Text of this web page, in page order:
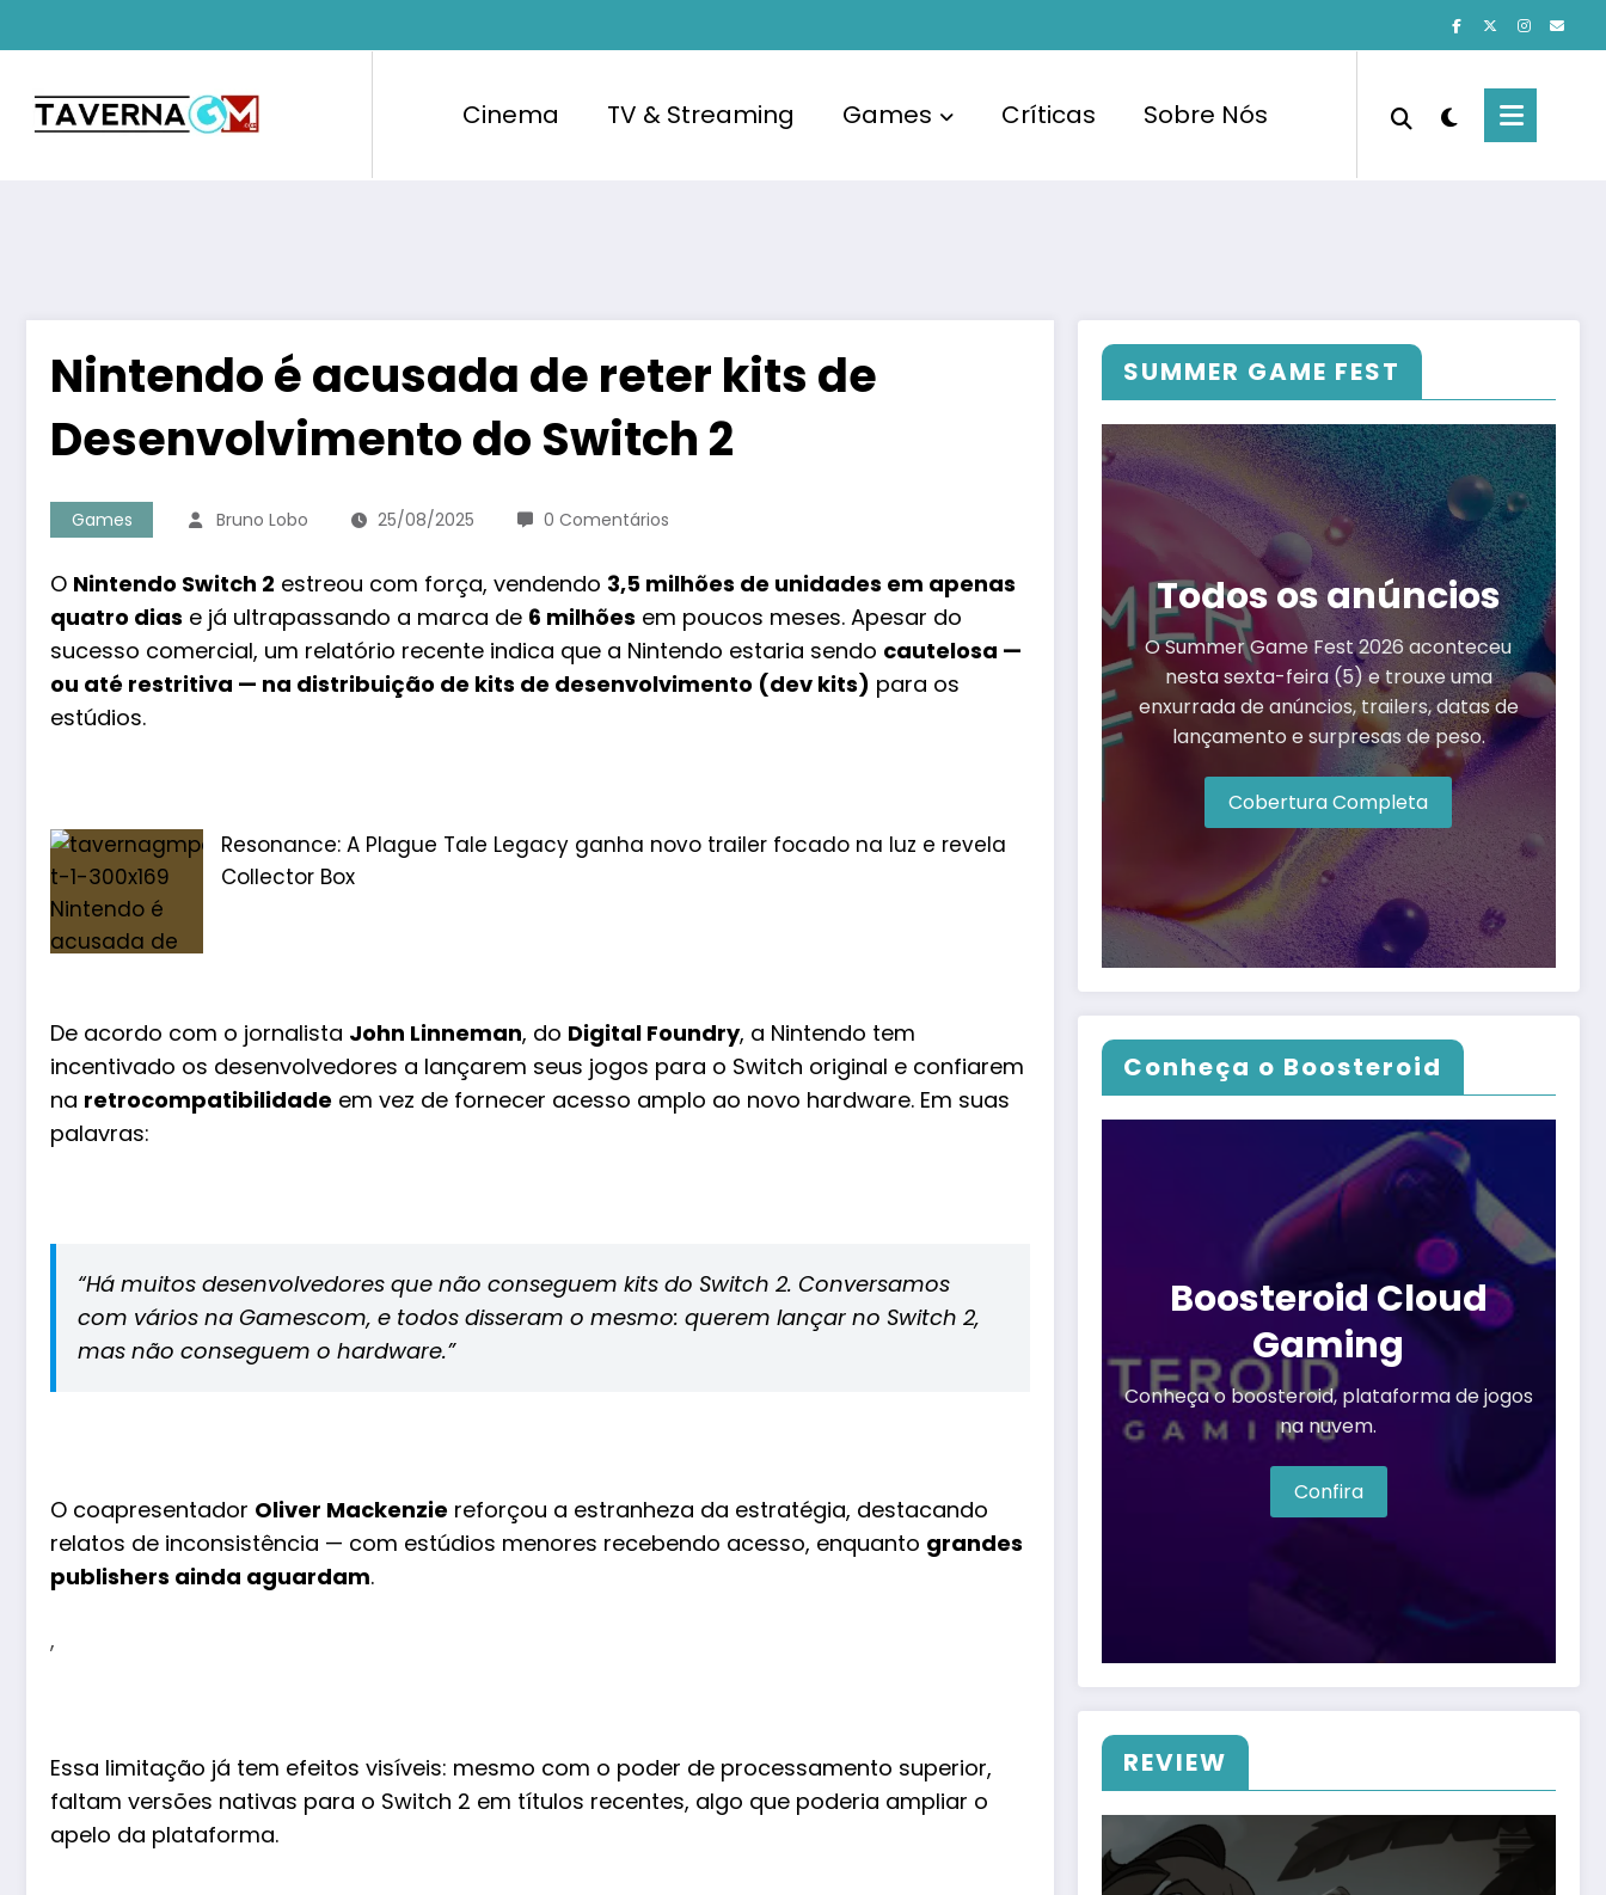
para
conteúdo
Cinema TV & Streaming Games Críticas Sobre Nós
Nintendo é acusada de reter kits de
Desenvolvimento do Switch 2
Games Bruno Lobo 25/08/2025 0 Comentários
O Nintendo Switch 2 estreou com força, vendendo 3,5 milhões de unidades em apenas
quatro dias e já ultrapassando a marca de 6 milhões em poucos meses. Apesar do
sucesso comercial, um relatório recente indica que a Nintendo estaria sendo cautelosa —
ou até restritiva — na distribuição de kits de desenvolvimento (dev kits) para os
estúdios.
Resonance: A Plague Tale Legacy ganha novo trailer focado na luz e revela
Collector Box
De acordo com o jornalista John Linneman, do Digital Foundry, a Nintendo tem
incentivado os desenvolvedores a lançarem seus jogos para o Switch original e confiarem
na retrocompatibilidade em vez de fornecer acesso amplo ao novo hardware. Em suas
palavras:
“Há muitos desenvolvedores que não conseguem kits do Switch 2. Conversamos
com vários na Gamescom, e todos disseram o mesmo: querem lançar no Switch 2,
mas não conseguem o hardware.”
O coapresentador Oliver Mackenzie reforçou a estranheza da estratégia, destacando
relatos de inconsistência — com estúdios menores recebendo acesso, enquanto grandes
publishers ainda aguardam.
,
Essa limitação já tem efeitos visíveis: mesmo com o poder de processamento superior,
faltam versões nativas para o Switch 2 em títulos recentes, algo que poderia ampliar o
apelo da plataforma.
SUMMER GAME FEST
Todos os anúncios
O Summer Game Fest 2026 aconteceu
nesta sexta-feira (5) e trouxe uma
enxurrada de anúncios, trailers, datas de
lançamento e surpresas de peso.
Cobertura Completa
Conheça o Boosteroid
Boosteroid Cloud
Gaming
Conheça o boosteroid, plataforma de jogos
na nuvem.
Confira
REVIEW